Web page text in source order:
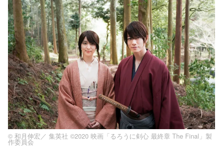
© 和月伸宏／ 集英社 ©2020 映画「るろうに剣心 最終章 The Final」製
作委員会